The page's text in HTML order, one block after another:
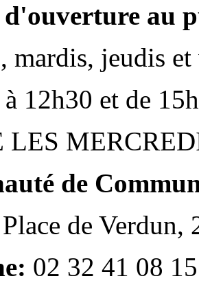
au
mardis, jeudis et
12h30 et de
LES
de
Place de Verdun,
02 32 41 08 15